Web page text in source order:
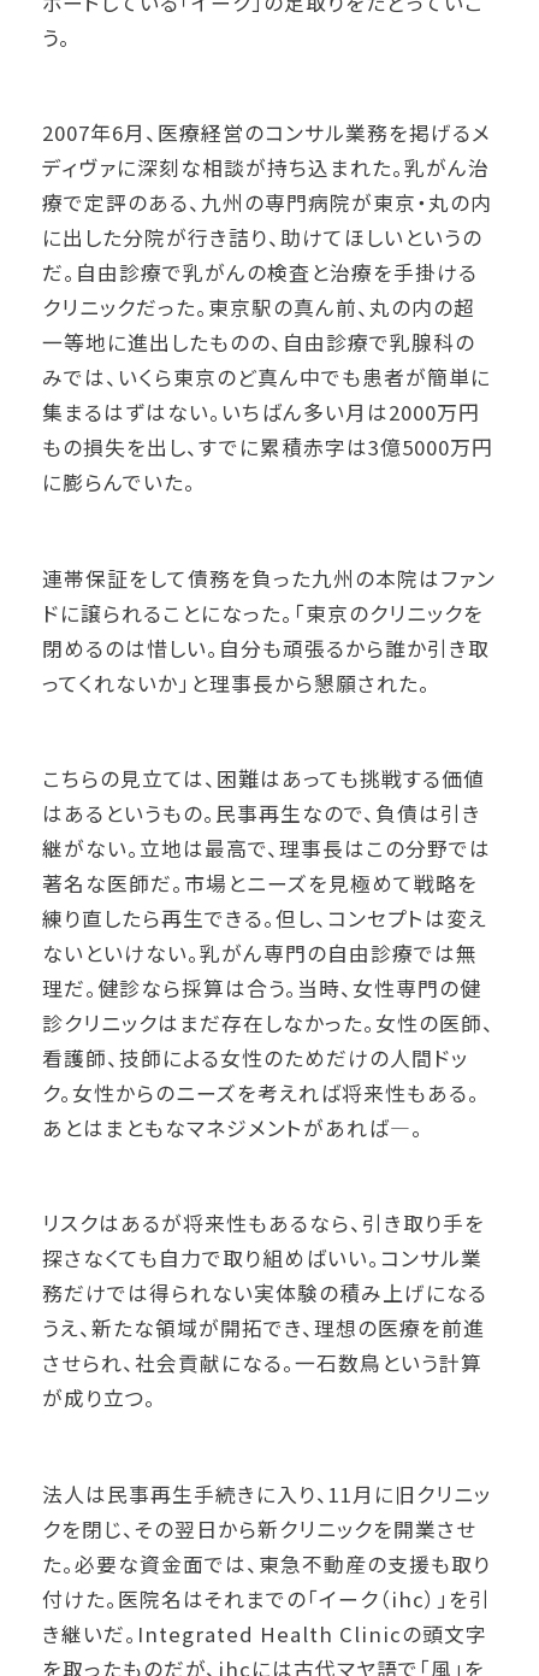
う。
2007年6月、医療経営のコンサル業務を掲げるメ
ディヴァに深刻な相談が持ち込まれた。乳がん治
療で定評のある、九州の専門病院が東京・丸の内
に出した分院が行き詰り、助けてほしいというの
だ。自由診療で乳がんの検査と治療を手掛ける
クリニックだった。東京駅の真ん前、丸の内の超
一等地に進出したものの、自由診療で乳腺科の
みでは、いくら東京のど真ん中でも患者が簡単に
集まるはずはない。いちばん多い月は2000万円
もの損失を出し、すでに累積赤字は3億5000万円
に膨らんでいた。
連帯保証をして債務を負った九州の本院はファン
ドに譲られることになった。「東京のクリニックを
閉めるのは惜しい。自分も頑張るから誰か引き取
ってくれないか」と理事長から懇願された。
こちらの見立ては、困難はあっても挑戦する価値
はあるというもの。民事再生なので、負債は引き
継がない。立地は最高で、理事長はこの分野では
著名な医師だ。市場とニーズを見極めて戦略を
練り直したら再生できる。但し、コンセプトは変え
ないといけない。乳がん専門の自由診療では無
理だ。健診なら採算は合う。当時、女性専門の健
診クリニックはまだ存在しなかった。女性の医師、
看護師、技師による女性のためだけの人間ドッ
ク。女性からのニーズを考えれば将来性もある。
あとはまともなマネジメントがあれば―。
リスクはあるが将来性もあるなら、引き取り手を
探さなくても自力で取り組めばいい。コンサル業
務だけでは得られない実体験の積み上げになる
うえ、新たな領域が開拓でき、理想の医療を前進
させられ、社会貢献になる。一石数鳥という計算
が成り立つ。
法人は民事再生手続きに入り、11月に旧クリニッ
クを閉じ、その翌日から新クリニックを開業させ
た。必要な資金面では、東急不動産の支援も取り
付けた。医院名はそれまでの「イーク（ihc）」を引
き継いだ。Integrated Health Clinicの頭文字
を取ったものだが、ihcには古代マヤ語で「風」を